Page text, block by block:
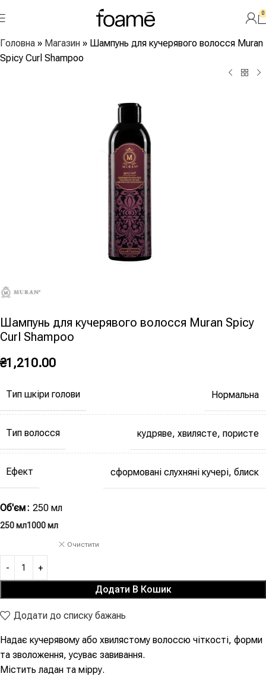
0
Головна » Магазин » Шампунь для кучерявого волосся Muran
Spicy Curl Shampoo
Шампунь для кучерявого волосся Muran Spicy
Curl Shampoo
₴1,210.00
Тип шкіри голови Нормальна
Тип волосся кудряве, хвилясте, пористе
Ефект сформовані слухняні кучері, блиск
Об'єм 250 мл
250 мл1000 мл
Очистити
Додати В Кошик
Додати до списку бажань
Надає кучерявому або хвилястому волоссю чіткості, форми
та зволоження, усуває завивання.
Містить ладан та мірру.